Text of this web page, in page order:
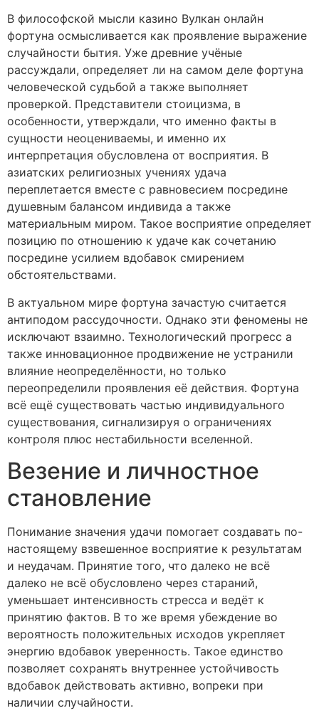
В философской мысли казино Вулкан онлайн
фортуна осмысливается как проявление выражение
случайности бытия. Уже древние учёные
рассуждали, определяет ли на самом деле фортуна
человеческой судьбой а также выполняет
проверкой. Представители стоицизма, в
особенности, утверждали, что именно факты в
сущности неоцениваемы, и именно их
интерпретация обусловлена от восприятия. В
азиатских религиозных учениях удача
переплетается вместе с равновесием посредине
душевным балансом индивида а также
материальным миром. Такое восприятие определяет
позицию по отношению к удаче как сочетанию
посредине усилием вдобавок смирением
обстоятельствами.
В актуальном мире фортуна зачастую считается
антиподом рассудочности. Однако эти феномены не
исключают взаимно. Технологический прогресс а
также инновационное продвижение не устранили
влияние неопределённости, но только
переопределили проявления её действия. Фортуна
всё ещё существовать частью индивидуального
существования, сигнализируя о ограничениях
контроля плюс нестабильности вселенной.
Везение и личностное
становление
Понимание значения удачи помогает создавать по-
настоящему взвешенное восприятие к результатам
и неудачам. Принятие того, что далеко не всё
далеко не всё обусловлено через стараний,
уменьшает интенсивность стресса и ведёт к
принятию фактов. В то же время убеждение во
вероятность положительных исходов укрепляет
энергию вдобавок уверенность. Такое единство
позволяет сохранять внутреннее устойчивость
вдобавок действовать активно, вопреки при
наличии случайности.